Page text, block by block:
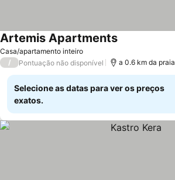
Casa/apartamento inteiro
Artemis Apartments
/ Pontuação não disponível a 0.6 km da praia
Selecione as datas para ver os preços
exatos.